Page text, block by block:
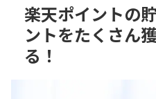
楽天ポイントの
ントをたくさん
る！